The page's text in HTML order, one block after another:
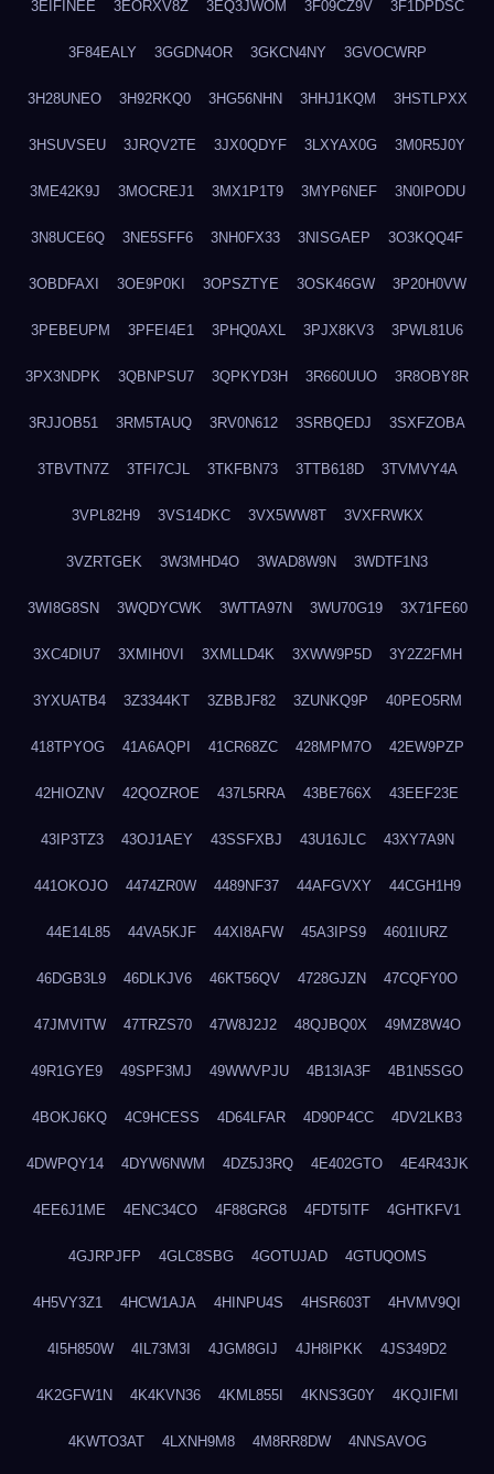
3EIFINEE 3EORXV8Z 3EQ3JWOM 3F09CZ9V 3F1DPDSC
3F84EALY 3GGDN4OR 3GKCN4NY 3GVOCWRP
3H28UNEO 3H92RKQ0 3HG56NHN 3HHJ1KQM 3HSTLPXX
3HSUVSEU 3JRQV2TE 3JX0QDYF 3LXYAX0G 3M0R5J0Y
3ME42K9J 3MOCREJ1 3MX1P1T9 3MYP6NEF 3N0IPODU
3N8UCE6Q 3NE5SFF6 3NH0FX33 3NISGAEP 3O3KQQ4F
3OBDFAXI 3OE9P0KI 3OPSZTYE 3OSK46GW 3P20H0VW
3PEBEUPM 3PFEI4E1 3PHQ0AXL 3PJX8KV3 3PWL81U6
3PX3NDPK 3QBNPSU7 3QPKYD3H 3R660UUO 3R8OBY8R
3RJJOB51 3RM5TAUQ 3RV0N612 3SRBQEDJ 3SXFZOBA
3TBVTN7Z 3TFI7CJL 3TKFBN73 3TTB618D 3TVMVY4A
3VPL82H9 3VS14DKC 3VX5WW8T 3VXFRWKX
3VZRTGEK 3W3MHD4O 3WAD8W9N 3WDTF1N3
3WI8G8SN 3WQDYCWK 3WTTA97N 3WU70G19 3X71FE60
3XC4DIU7 3XMIH0VI 3XMLLD4K 3XWW9P5D 3Y2Z2FMH
3YXUATB4 3Z3344KT 3ZBBJF82 3ZUNKQ9P 40PEO5RM
418TPYOG 41A6AQPI 41CR68ZC 428MPM7O 42EW9PZP
42HIOZNV 42QOZROE 437L5RRA 43BE766X 43EEF23E
43IP3TZ3 43OJ1AEY 43SSFXBJ 43U16JLC 43XY7A9N
441OKOJO 4474ZR0W 4489NF37 44AFGVXY 44CGH1H9
44E14L85 44VA5KJF 44XI8AFW 45A3IPS9 4601IURZ
46DGB3L9 46DLKJV6 46KT56QV 4728GJZN 47CQFY0O
47JMVITW 47TRZS70 47W8J2J2 48QJBQ0X 49MZ8W4O
49R1GYE9 49SPF3MJ 49WWVPJU 4B13IA3F 4B1N5SGO
4BOKJ6KQ 4C9HCESS 4D64LFAR 4D90P4CC 4DV2LKB3
4DWPQY14 4DYW6NWM 4DZ5J3RQ 4E402GTO 4E4R43JK
4EE6J1ME 4ENC34CO 4F88GRG8 4FDT5ITF 4GHTKFV1
4GJRPJFP 4GLC8SBG 4GOTUJAD 4GTUQOMS
4H5VY3Z1 4HCW1AJA 4HINPU4S 4HSR603T 4HVMV9QI
4I5H850W 4IL73M3I 4JGM8GIJ 4JH8IPKK 4JS349D2
4K2GFW1N 4K4KVN36 4KML855I 4KNS3G0Y 4KQJIFMI
4KWTO3AT 4LXNH9M8 4M8RR8DW 4NNSAVOG